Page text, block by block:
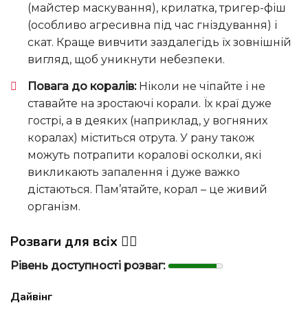
(майстер маскування), крилатка, тригер-фіш
(особливо агресивна під час гніздування) і
скат. Краще вивчити заздалегідь їх зовнішній
вигляд, щоб уникнути небезпеки.
Повага до коралів:Ніколи не чіпайте і не
ставайте на зростаючі корали. Їх краї дуже
гострі, а в деяких (наприклад, у вогняних
коралах) міститься отрута. У рану також
можуть потрапити коралові осколки, які
викликають запалення і дуже важко
дістаються. Пам’ятайте, корал – це живий
організм.
Розваги для всіх 🚣‍♀️
Рівень доступності розваг:
Дайвінг